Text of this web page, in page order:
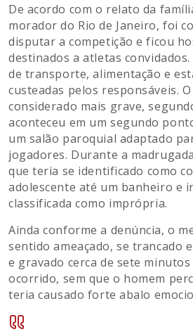
De acordo com o relato da
morador do Rio de Janeiro, foi
disputar a competição e ficou
destinados a atletas convidados.
de transporte, alimentação e
custeadas pelos responsáveis.
considerado mais grave,
aconteceu em um segundo
um salão paroquial adaptado
jogadores. Durante a
que teria se identificado como
adolescente até um banheiro e
classificada como imprópria.
Ainda conforme a denúncia, o
sentido ameaçado, se trancado
e gravado cerca de sete
ocorrido, sem que o homem
teria causado forte abalo